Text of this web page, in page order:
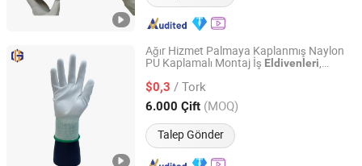
Ağır Hizmet Palmaya Kaplanmış Naylon
PU Kaplamalı Montaj İş Eldivenleri,
Eldivenleri, Dokunmatik Ekran Çalışma
Eldivenleri
$0,3 / Tork
6.000 Çift (MOQ)
Talep Gönder
Guhua Industrial Corporation Limited
Shanghai, China Fiyat 2024